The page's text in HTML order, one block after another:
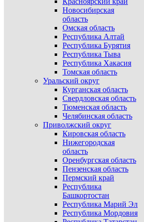
Новосибирская
область
Омская область
Республика Алтай
Республика Бурятия
Республика Тыва
Республика Хакасия
Томская область
Уральский округ
Курганская область
Свердловская область
Тюменская область
Челябинская область
Приволжский округ
Кировская область
Нижегородская
область
Оренбургская область
Пензенская область
Пермский край
Республика
Башкортостан
Республика Марий Эл
Республика Мордовия